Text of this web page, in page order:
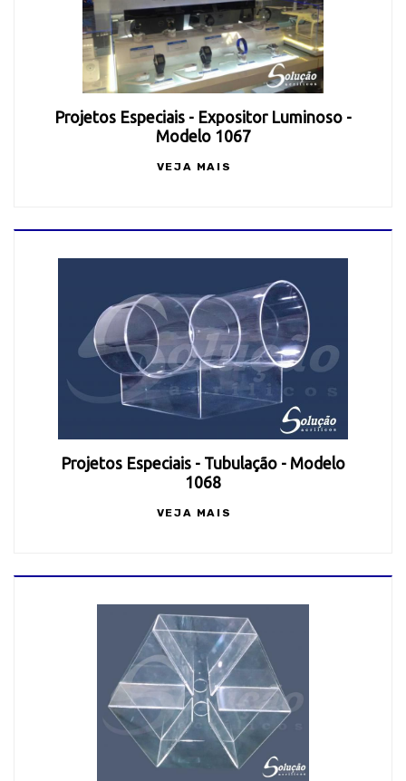
Projetos Especiais - Expositor Luminoso -
Modelo 1067
VEJA MAIS
Projetos Especiais - Tubulação - Modelo
1068
VEJA MAIS